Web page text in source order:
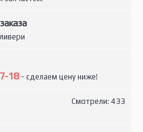
18 - сделаем цену ниже!
Смотрели: 433